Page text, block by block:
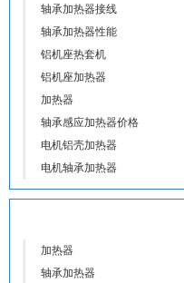
轴承加热器接线
轴承加热器性能
铝机座热套机
铝机座加热器
加热器
轴承感应加热器价格
电机铝壳加热器
电机轴承加热器
加热器
轴承加热器